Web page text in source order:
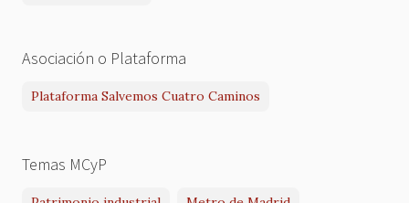
Asociación o Plataforma
Plataforma Salvemos Cuatro Caminos
Temas MCyP